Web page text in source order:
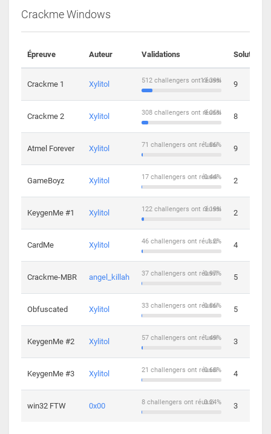
Crackme Windows
Épreuve Auteur Validations Solutions
Crackme 1 Xylitol 13.39%
512 challengers ont réussi 9
Crackme 2 Xylitol 8.05%
308 challengers ont réussi 8
Atmel Forever Xylitol 1.86%
71 challengers ont réussi 9
GameBoyz Xylitol 0.44%
17 challengers ont réussi 2
KeygenMe #1 Xylitol 3.19%
122 challengers ont réussi 2
CardMe Xylitol 1.2%
46 challengers ont réussi 4
Crackme-MBR angel_killah 0.97%
37 challengers ont réussi 5
Obfuscated Xylitol 0.86%
33 challengers ont réussi 5
KeygenMe #2 Xylitol 1.49%
57 challengers ont réussi 3
KeygenMe #3 Xylitol 0.68%
21 challengers ont réussi 4
win32 FTW 0x00 0.24%
8 challengers ont réussi 3